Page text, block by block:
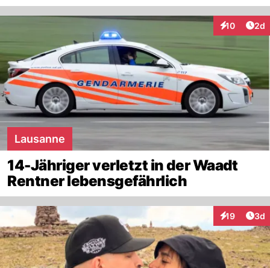
10
Interaktionen
2d
Lausanne
14-Jähriger verletzt in der Waadt
Rentner lebensgefährlich
19
Interaktionen
3d